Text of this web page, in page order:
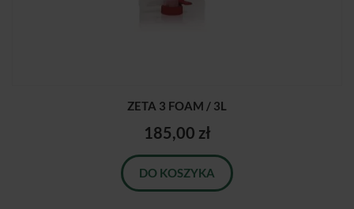
ZETA 3 FOAM / 3L
185,00 zł
DO KOSZYKA